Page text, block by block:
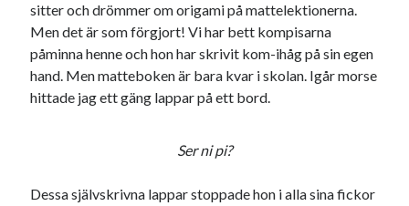
Meta
Logga in
Flöde för inlägg
Flöde för kommentarer
sitter och drömmer om origami på mattelektionerna.
Men det är som förgjort! Vi har bett kompisarna
påminna henne och hon har skrivit kom-ihåg på sin egen
hand. Men matteboken är bara kvar i skolan. Igår morse
hittade jag ett gäng lappar på ett bord.
Ser ni pi?
Dessa självskrivna lappar stoppade hon i alla sina fickor